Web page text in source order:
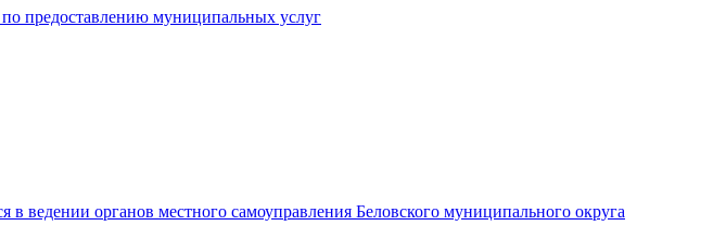
предоставлению муниципальных услуг
ведении органов местного самоуправления Беловского муниципального округа